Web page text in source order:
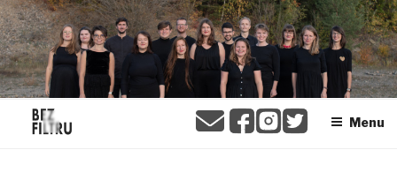
Přejít
k
obsahu
webu
BEZ FILTRU
Menu